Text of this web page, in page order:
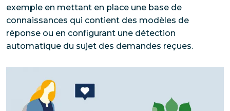
exemple en mettant en place une base de
connaissances qui contient des modèles de
réponse ou en configurant une détection
automatique du sujet des demandes reçues.